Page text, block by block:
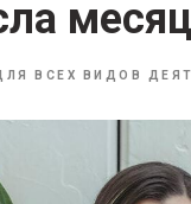
ВСЕХ ВИДОВ